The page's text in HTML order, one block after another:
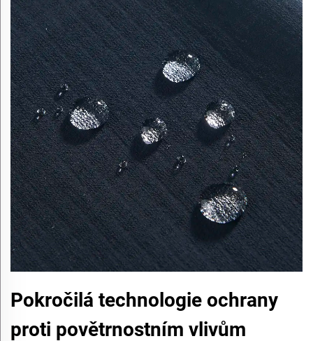
Pokročilá technologie ochrany
proti povětrnostním vlivům